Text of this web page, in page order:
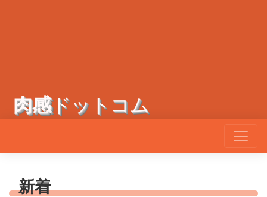
肉感ドットコム
新着